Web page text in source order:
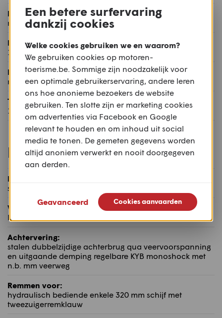
Naloop:
n.b. mm
Drooggewicht:
180 kg
Maximum toelaatbaar gewicht:
n.b. kg
Tankinhoud:
13,5 l
Rijwielgedeelte
Frame:
stalen buizenframe
Voorvering:
KYB UPSD niet regelbaar met n.b. mm veerweg
Achtervering:
stalen dubbelzijdige achterbrug qua veervoorspanning
en uitgaande demping regelbare KYB monoshock met
n.b. mm veerweg
Remmen voor:
hydraulisch bediende enkele 320 mm schijf met
tweezuigerremklauw
Een betere surfervaring
dankzij cookies
Welke cookies gebruiken we en waarom?
We gebruiken cookies op motoren-
toerisme.be. Sommige zijn noodzakelijk voor
een optimale gebruikerservaring, andere leren
ons hoe anonieme bezoekers de website
gebruiken. Ten slotte zijn er marketing cookies
om advertenties via Facebook en Google
relevant te houden en om inhoud uit social
media te tonen. De gemeten gegevens worden
altijd anoniem verwerkt en nooit doorgegeven
aan derden.
Geavanceerd Cookies aanvaarden